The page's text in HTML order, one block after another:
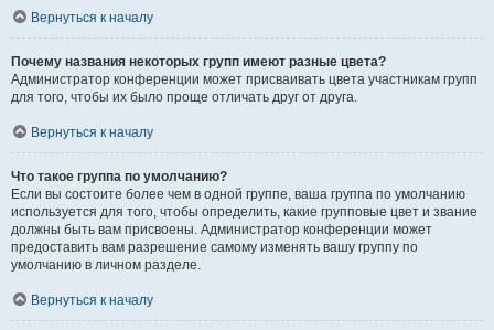
Вернуться к началу
Почему названия некоторых групп имеют разные цвета?
Администратор конференции может присваивать цвета участникам групп
для того, чтобы их было проще отличать друг от друга.
Вернуться к началу
Что такое группа по умолчанию?
Если вы состоите более чем в одной группе, ваша группа по умолчанию
используется для того, чтобы определить, какие групповые цвет и звание
должны быть вам присвоены. Администратор конференции может
предоставить вам разрешение самому изменять вашу группу по
умолчанию в личном разделе.
Вернуться к началу